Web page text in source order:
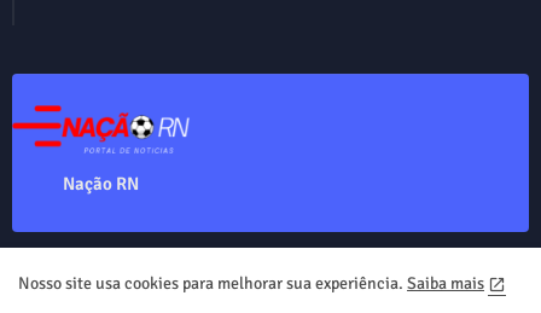
Nação RN
Home About Contact us Privacy Policy
Nosso site usa cookies para melhorar sua experiência. Saiba mais